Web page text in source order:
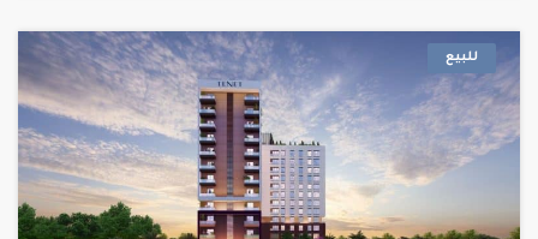
للبيع